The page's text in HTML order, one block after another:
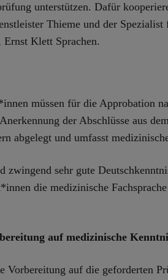
unterstützen. Dafür
Thieme und der Spezialist
Ernst Klett Sprachen.
müssen für die Approbation
der Abschlüsse aus
abgelegt und umfasst
zwingend sehr gute
die medizinische
auf medizinische
Vorbereitung auf die geforderten